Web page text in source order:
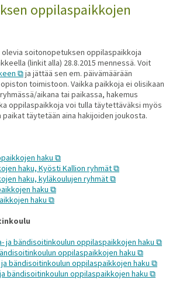
oppilaspaikkojen
olevia soitonopetuksen oppilaspaikkoja
(linkit alla) 28.8.2015 mennessä. Voit
ja jättää sen em. päivämäärään
toimistoon. Vaikka paikkoja ei olisikaan
aikana tai paikassa, hakemus
oppilaspaikkoja voi tulla täytettäväksi myös
täytetään aina hakijoiden joukosta.
haku
haku, Kyösti Kallion ryhmät
haku, kyläkoulujen ryhmät
haku
haku
ja bändisoitinkoulun oppilaspaikkojen haku
oppilaspaikkojen haku
bändisoitinkoulun oppilaspaikkojen haku
bändisoitinkoulun oppilaspaikkojen haku